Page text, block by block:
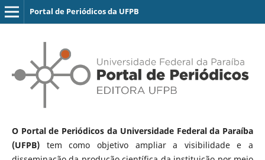
Portal de Periódicos da UFPB
O Portal de Periódicos da Universidade Federal da Paraíba
(UFPB)tem como objetivo ampliar a visibilidade e a